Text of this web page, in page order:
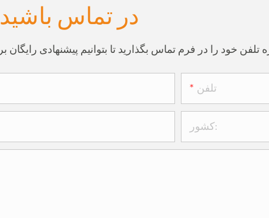
در تماس باشید
تلفن
کشور: